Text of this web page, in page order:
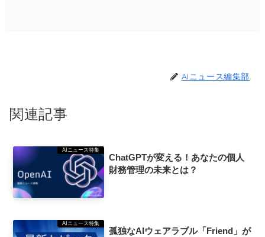
AIニュース編集部
関連記事
AIニュース特集
ChatGPTが変える！あなたの個人
財務管理の未来とは？
AIニュース特集
孤独なAIウェアラブル「Friend」が